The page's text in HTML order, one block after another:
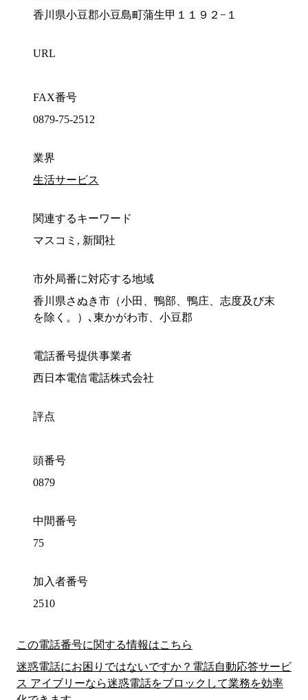
香川県小豆郡小豆島町蒲生甲１１９２−１
URL
FAX番号
0879-75-2512
業界
生活サービス
関連するキーワード
マスコミ, 新聞社
市外局番に対応する地域
香川県さぬき市（小田、鴨部、鴨庄、志度及び末
を除く。）､東かがわ市、小豆郡
電話番号提供事業者
西日本電信電話株式会社
評点
頭番号
0879
中間番号
75
加入者番号
2510
この電話番号に関する情報はこちら
迷惑電話にお困りではないですか？電話自動応答サービ
ス アイブリーなら迷惑電話をブロックして業務を効率